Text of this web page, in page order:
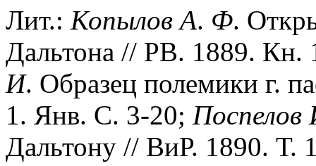
Лит.: Копылов А. Ф.
Дальтона // РВ. 1889.
И. Образец полемики г.
1. Янв. С. 3-20; Поспелов
Дальтону // ВиР. 1890. Т.